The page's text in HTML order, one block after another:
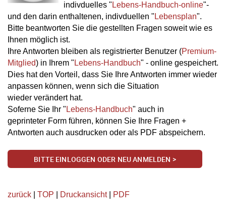
indivduelles " Lebens-Handbuch-online"-
und den darin enthaltenen, indivduellen " Lebensplan".
Bitte beantworten Sie die gestellten Fragen soweit wie es
Ihnen möglich ist.
Ihre Antworten bleiben als registrierter Benutzer (Premium-
Mitglied) in Ihrem " Lebens-Handbuch" - online gespeichert.
Dies hat den Vorteil, dass Sie Ihre Antworten immer wieder
anpassen können, wenn sich die Situation
wieder verändert hat.
Soferne Sie Ihr " Lebens-Handbuch" auch in
geprinteter Form führen, können Sie Ihre Fragen +
Antworten auch ausdrucken oder als PDF abspeichern.
BITTE EINLOGGEN ODER NEU ANMELDEN >
zurück TOP Druckansicht| PDF